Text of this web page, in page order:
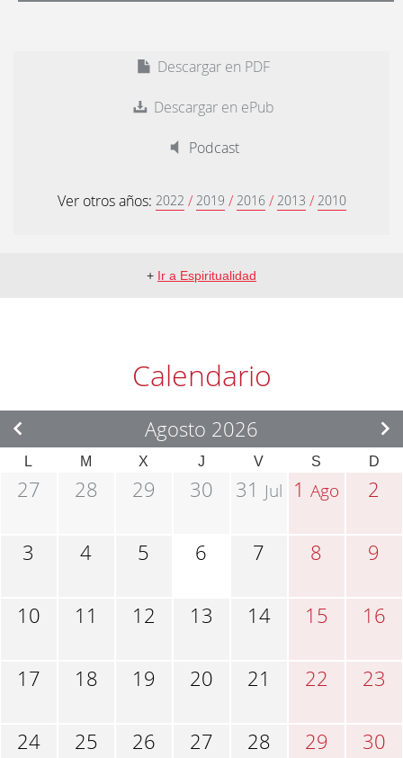
Descargar en PDF
Descargar en ePub
Podcast
Ver otros años: 2022 / 2019 / 2016 / 2013 / 2010
+ Ir a Espiritualidad
Calendario
Agosto 2026
L M X J V S D
27 28 29 30 31 Jul 1Ago 2
3 4 5 6 7 8 9
10 11 12 13 14 15 16
17 18 19 20 21 22 23
24 25 26 27 28 29 30